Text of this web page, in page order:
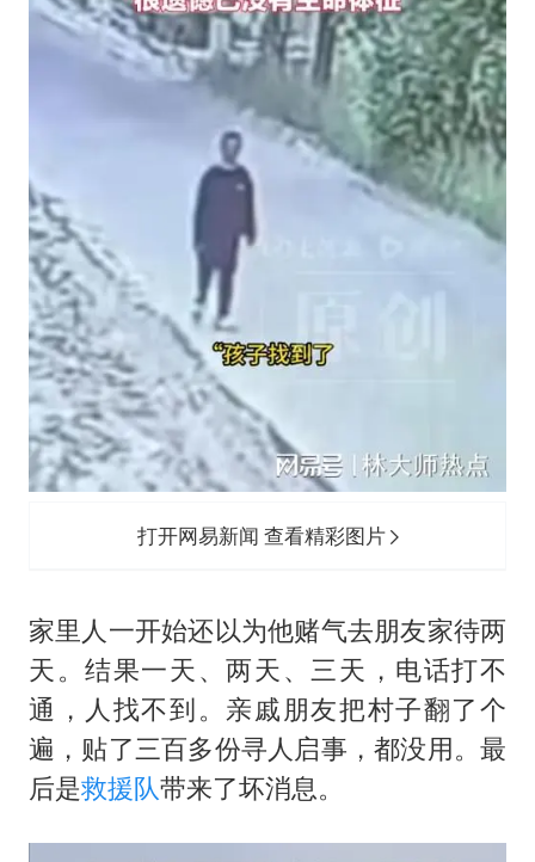
打开网易新闻 查看精彩图片
家里人一开始还以为他赌气去朋友家待两
天。结果一天、两天、三天，电话打不
通，人找不到。亲戚朋友把村子翻了个
遍，贴了三百多份寻人启事，都没用。最
后是救援队带来了坏消息。